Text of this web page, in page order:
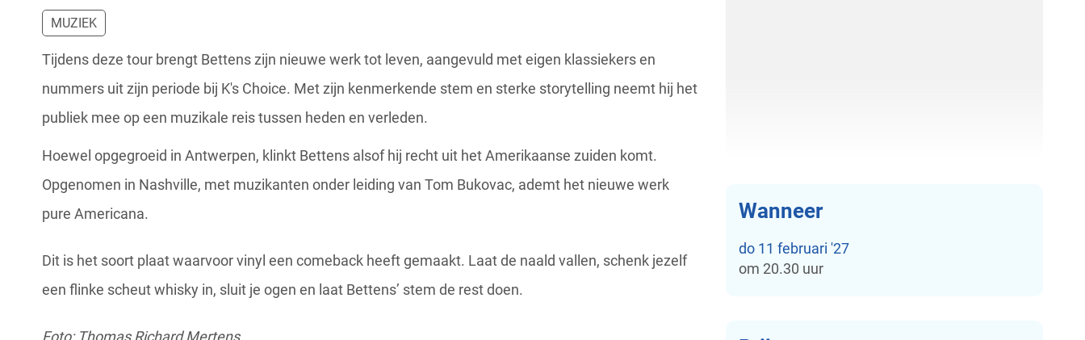
MUZIEK
Tijdens deze tour brengt Bettens zijn nieuwe werk tot leven, aangevuld met eigen klassiekers en
nummers uit zijn periode bij K's Choice. Met zijn kenmerkende stem en sterke storytelling neemt hij het
publiek mee op een muzikale reis tussen heden en verleden.
Hoewel opgegroeid in Antwerpen, klinkt Bettens alsof hij recht uit het Amerikaanse zuiden komt.
Opgenomen in Nashville, met muzikanten onder leiding van Tom Bukovac, ademt het nieuwe werk
pure Americana.
Dit is het soort plaat waarvoor vinyl een comeback heeft gemaakt. Laat de naald vallen, schenk jezelf
een flinke scheut whisky in, sluit je ogen en laat Bettens’ stem de rest doen.
Foto: Thomas Richard Mertens
Wanneer
do 11 februari '27
om 20.30 uur